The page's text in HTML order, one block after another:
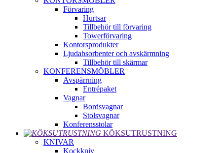
Förvaring
Hurtsar
Tillbehör till förvaring
Towerförvaring
Kontorsprodukter
Ljudabsorbenter och avskärmning
Tillbehör till skärmar
KONFERENSMÖBLER
Avspärrning
Entrépaket
Vagnar
Bordsvagnar
Stolsvagnar
Konferensstolar
KÖKSUTRUSTNING
KNIVAR
Kockkniv